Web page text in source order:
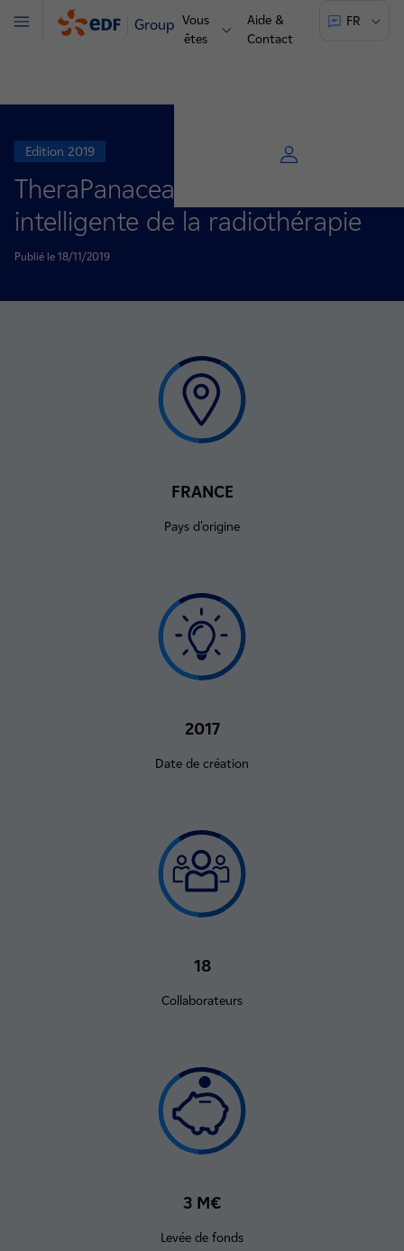
Groupe Vous
êtes
Aide &
Contact
FR
Menu
Edition 2019
TheraPanacea, l’automatisation
intelligente de la radiothérapie
Publié le 18/11/2019
FRANCE
Pays d'origine
2017
Date de création
18
Collaborateurs
3 M€
Levée de fonds